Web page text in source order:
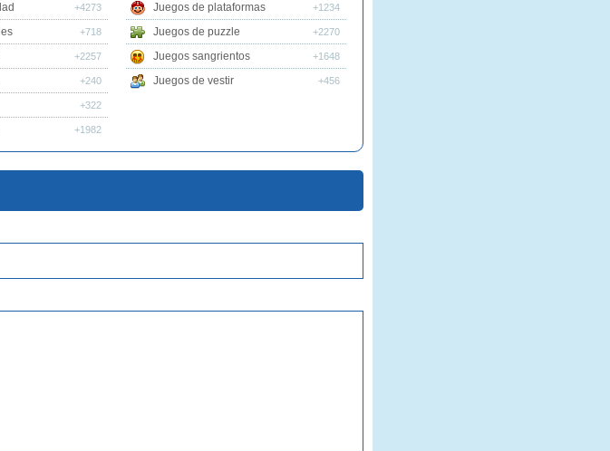
+4273
+718
+2257
+240
+322
+1982
Juegos de plataformas +1234
Juegos de puzzle +2270
Juegos sangrientos +1648
Juegos de vestir +456